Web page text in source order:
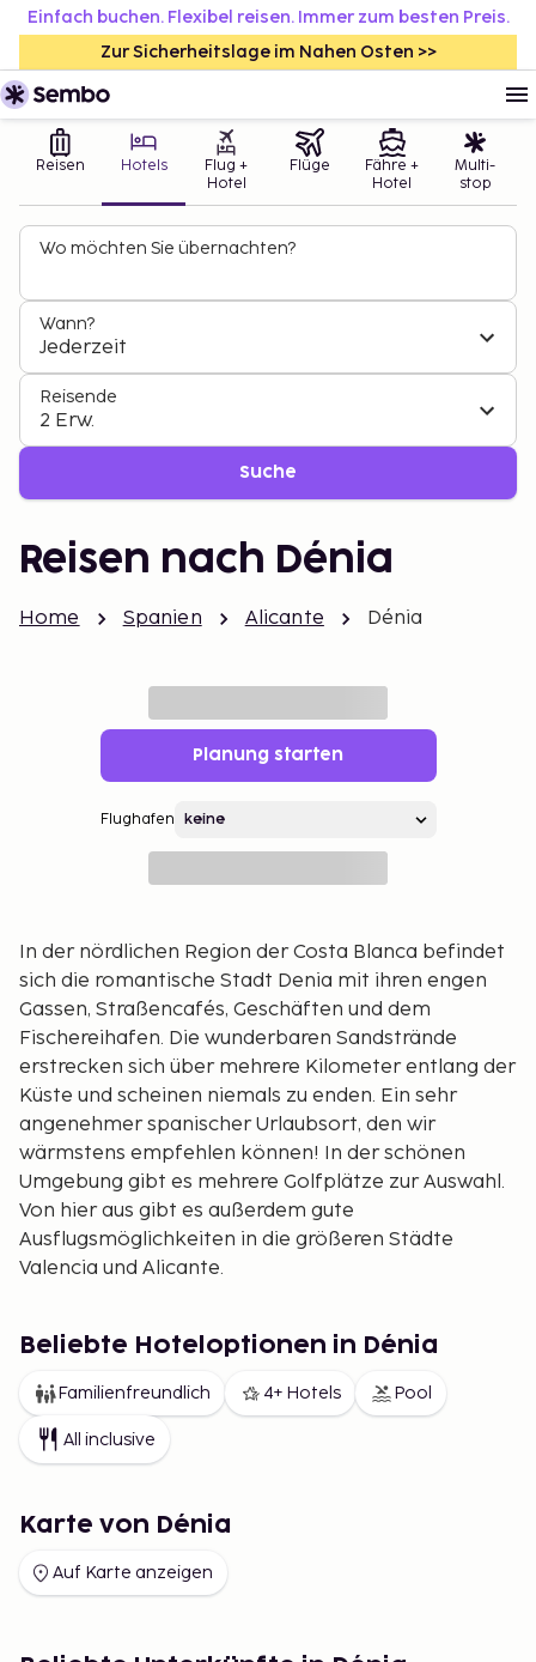
Einfach buchen. Flexibel reisen. Immer zum besten Preis.
Zur Sicherheitslage im Nahen Osten >>
Reisen Hotels
Flug +
Hotel
Flüge
Fähre +
Hotel
Multi-
stop
Wo möchten Sie übernachten?
Wann?
Jederzeit
Reisende
2 Erw.
Suche
Reisen nach Dénia
Home Spanien Alicante Dénia
Planung starten
Flughafen
In der nördlichen Region der Costa Blanca befindet
sich die romantische Stadt Denia mit ihren engen
Gassen, Straßencafés, Geschäften und dem
Fischereihafen. Die wunderbaren Sandstrände
erstrecken sich über mehrere Kilometer entlang der
Küste und scheinen niemals zu enden. Ein sehr
angenehmer spanischer Urlaubsort, den wir
wärmstens empfehlen können! In der schönen
Umgebung gibt es mehrere Golfplätze zur Auswahl.
Von hier aus gibt es außerdem gute
Ausflugsmöglichkeiten in die größeren Städte
Valencia und Alicante.
Beliebte Hoteloptionen in Dénia
Familienfreundlich 4+ Hotels Pool
All inclusive
Karte von Dénia
Auf Karte anzeigen